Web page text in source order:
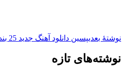
نوشته‌ٔ بعدیپسین دانلود آهنگ جدید 25 بند – جو گندمی
نوشته‌های تازه